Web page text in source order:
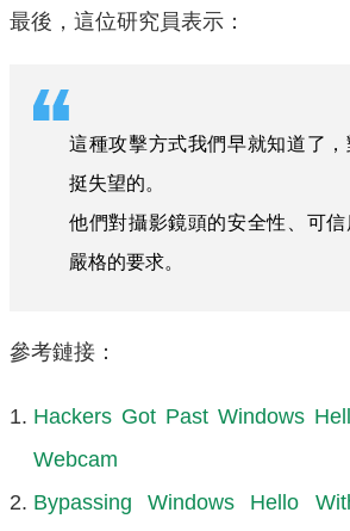
最後，這位研究員表示：
這種攻擊方式我們早就知道了
挺失望的。
他們對攝影鏡頭的安全性、可
嚴格的要求。
參考鏈接：
Hackers Got Past Windows
Webcam
Bypassing Windows Hello